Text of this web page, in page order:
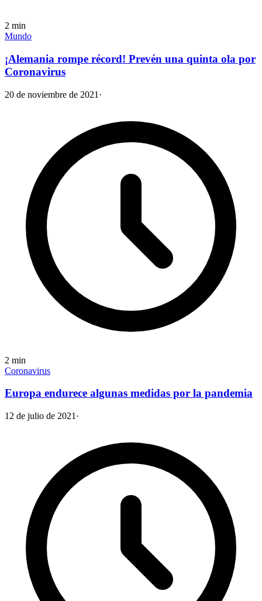
2 min
Mundo
¡Alemania rompe récord! Prevén una quinta ola por
Coronavirus
20 de noviembre de 2021 ·
2 min
Coronavirus
Europa endurece algunas medidas por la pandemia
12 de julio de 2021 ·